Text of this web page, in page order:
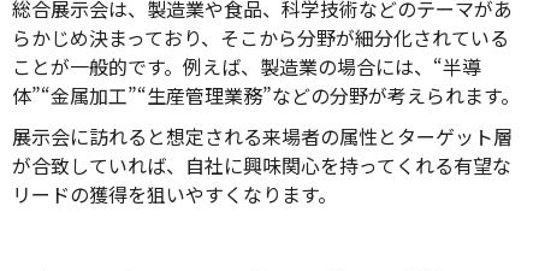
総合展示会は、製造業や食品、科学技術などのテーマがあ
らかじめ決まっており、そこから分野が細分化されている
ことが一般的です。例えば、製造業の場合には、“半導
体”“金属加工”“生産管理業務”などの分野が考えられます。
展示会に訪れると想定される来場者の属性とターゲット層
が合致していれば、自社に興味関心を持ってくれる有望な
リードの獲得を狙いやすくなります。